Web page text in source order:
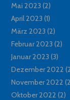
Mai 2023 (2)
April 2023 (1)
März 2023 (2)
Februar 2023 (2)
Januar 2023 (3)
Dezember 2022
November 2022
Oktober 2022 (2)